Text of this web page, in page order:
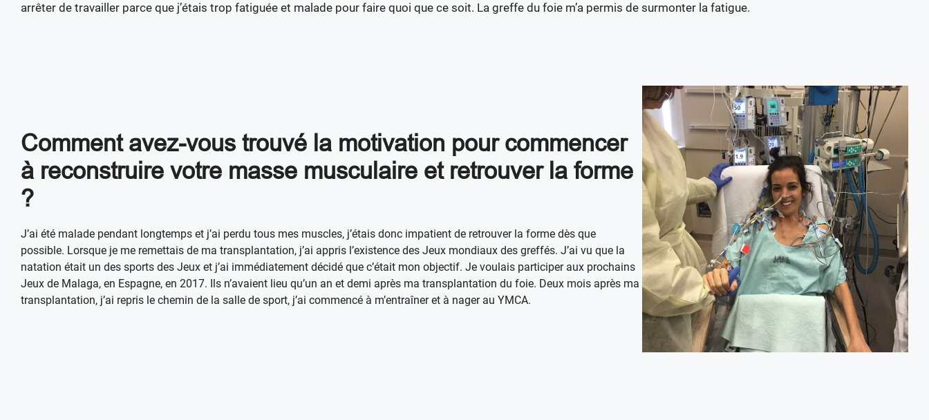
arrêter de travailler parce que j’étais trop fatiguée et malade pour faire quoi que ce soit. La greffe du foie m’a permis de surmonter la fatigue.
Comment avez-vous trouvé la motivation pour commencer
à reconstruire votre masse musculaire et retrouver la forme
?
J’ai été malade pendant longtemps et j’ai perdu tous mes muscles, j’étais donc impatient de retrouver la forme dès que
possible. Lorsque je me remettais de ma transplantation, j’ai appris l’existence des Jeux mondiaux des greffés. J’ai vu que la
natation était un des sports des Jeux et j’ai immédiatement décidé que c’était mon objectif. Je voulais participer aux prochains
Jeux de Malaga, en Espagne, en 2017. Ils n’avaient lieu qu’un an et demi après ma transplantation du foie. Deux mois après ma
transplantation, j’ai repris le chemin de la salle de sport, j’ai commencé à m’entraîner et à nager au YMCA.